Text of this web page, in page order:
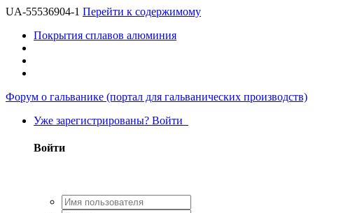
UA-55536904-1 Перейти к содержимому
Покрытия сплавов алюминия
Форум о гальванике (портал для гальванических производств)
Уже зарегистрированы? Войти
Войти